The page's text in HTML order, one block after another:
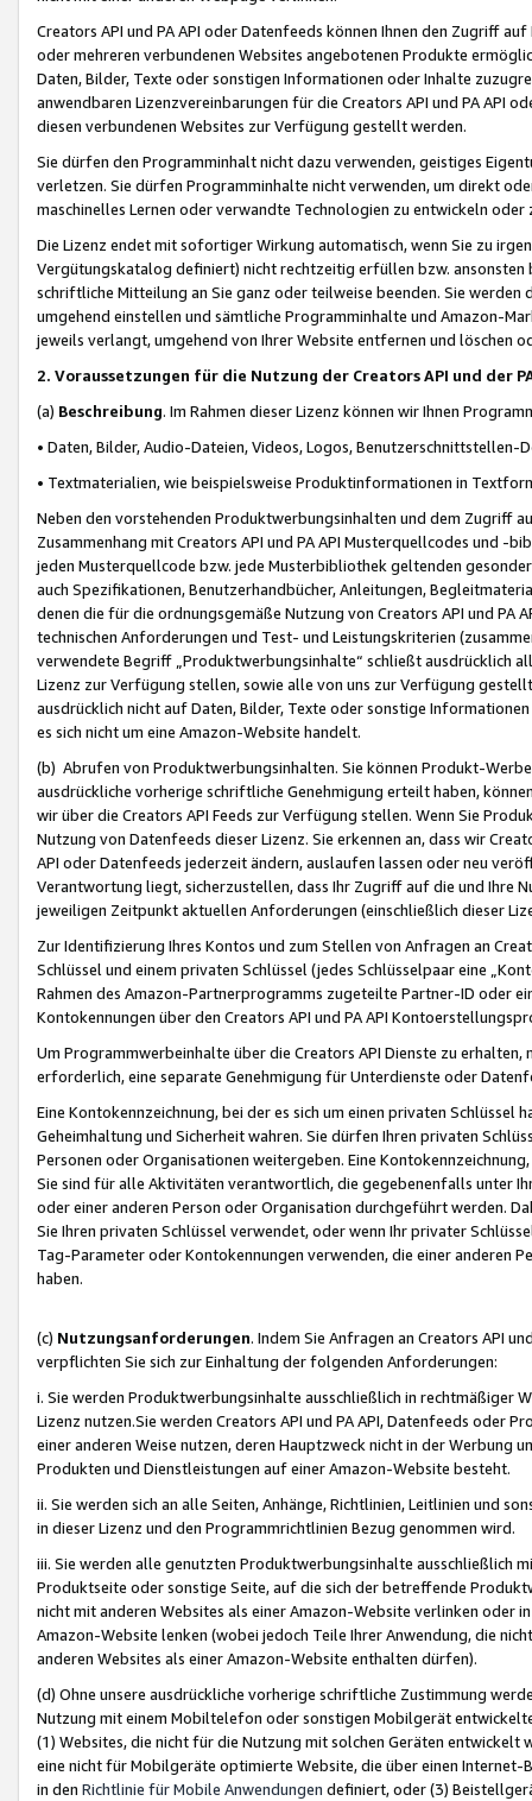
Creators API und PA API oder Datenfeeds können Ihnen den Zugriff
oder mehreren verbundenen Websites angebotenen Produkte
Daten, Bilder, Texte oder sonstigen Informationen oder Inhalte
anwendbaren Lizenzvereinbarungen für die Creators API und PA API
diesen verbundenen Websites zur Verfügung gestellt werden.
Sie dürfen den Programminhalt nicht dazu verwenden, geistiges
verletzen. Sie dürfen Programminhalte nicht verwenden, um direkt
maschinelles Lernen oder verwandte Technologien zu entwickeln
Die Lizenz endet mit sofortiger Wirkung automatisch, wenn Sie zu
Vergütungskatalog definiert) nicht rechtzeitig erfüllen bzw. ansonsten
schriftliche Mitteilung an Sie ganz oder teilweise beenden. Sie werden
umgehend einstellen und sämtliche Programminhalte und Amazon-
jeweils verlangt, umgehend von Ihrer Website entfernen und löschen
2. Voraussetzungen für die Nutzung der Creators API und der
(a) Beschreibung. Im Rahmen dieser Lizenz können wir Ihnen
• Daten, Bilder, Audio-Dateien, Videos, Logos, Benutzerschnittstellen-
• Textmaterialien, wie beispielsweise Produktinformationen in
Neben den vorstehenden Produktwerbungsinhalten und dem Zugriff
Zusammenhang mit Creators API und PA API Musterquellcodes und
jeden Musterquellcode bzw. jede Musterbibliothek geltenden
auch Spezifikationen, Benutzerhandbücher, Anleitungen,
denen die für die ordnungsgemäße Nutzung von Creators API und PA
technischen Anforderungen und Test- und Leistungskriterien
verwendete Begriff „Produktwerbungsinhalte“ schließt ausdrücklich
Lizenz zur Verfügung stellen, sowie alle von uns zur Verfügung
ausdrücklich nicht auf Daten, Bilder, Texte oder sonstige
es sich nicht um eine Amazon-Website handelt.
(b) Abrufen von Produktwerbungsinhalten. Sie können Produkt-
ausdrückliche vorherige schriftliche Genehmigung erteilt haben,
wir über die Creators API Feeds zur Verfügung stellen. Wenn Sie
Nutzung von Datenfeeds dieser Lizenz. Sie erkennen an, dass wir
API oder Datenfeeds jederzeit ändern, auslaufen lassen oder neu
Verantwortung liegt, sicherzustellen, dass Ihr Zugriff auf die und Ihre
jeweiligen Zeitpunkt aktuellen Anforderungen (einschließlich dieser
Zur Identifizierung Ihres Kontos und zum Stellen von Anfragen an
Schlüssel und einem privaten Schlüssel (jedes Schlüsselpaar eine
Rahmen des Amazon-Partnerprogramms zugeteilte Partner-ID oder
Kontokennungen über den Creators API und PA API
Um Programmwerbeinhalte über die Creators API Dienste zu
erforderlich, eine separate Genehmigung für Unterdienste oder
Eine Kontokennzeichnung, bei der es sich um einen privaten
Geheimhaltung und Sicherheit wahren. Sie dürfen Ihren privaten
Personen oder Organisationen weitergeben. Eine
Sie sind für alle Aktivitäten verantwortlich, die gegebenenfalls unter
oder einer anderen Person oder Organisation durchgeführt werden.
Sie Ihren privaten Schlüssel verwendet, oder wenn Ihr privater
Tag-Parameter oder Kontokennungen verwenden, die einer anderen
haben.
(c) Nutzungsanforderungen. Indem Sie Anfragen an Creators API
verpflichten Sie sich zur Einhaltung der folgenden Anforderungen:
i. Sie werden Produktwerbungsinhalte ausschließlich in rechtmäßiger
Lizenz nutzen.Sie werden Creators API und PA API, Datenfeeds oder
einer anderen Weise nutzen, deren Hauptzweck nicht in der Werbung
Produkten und Dienstleistungen auf einer Amazon-Website besteht.
ii. Sie werden sich an alle Seiten, Anhänge, Richtlinien, Leitlinien und
in dieser Lizenz und den Programmrichtlinien Bezug genommen wird.
iii. Sie werden alle genutzten Produktwerbungsinhalte ausschließlich
Produktseite oder sonstige Seite, auf die sich der betreffende
nicht mit anderen Websites als einer Amazon-Website verlinken oder
Amazon-Website lenken (wobei jedoch Teile Ihrer Anwendung, die
anderen Websites als einer Amazon-Website enthalten dürfen).
(d) Ohne unsere ausdrückliche vorherige schriftliche Zustimmung
Nutzung mit einem Mobiltelefon oder sonstigen Mobilgerät
(1) Websites, die nicht für die Nutzung mit solchen Geräten
eine nicht für Mobilgeräte optimierte Website, die über einen
in den Richtlinie für Mobile Anwendungen definiert, oder (3)